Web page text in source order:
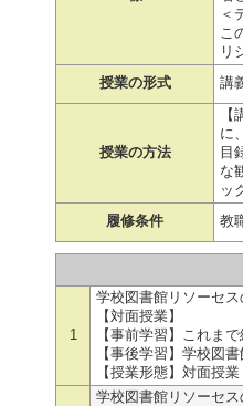
＜
こ
リ
授業の形式
講
授業の方法
に
目
な
ッ
履修条件
教
1
学校図書館リソーセ
【対面授業】
【事前学習】これま
【事後学習】学校図
【授業形態】対面授業
学校図書館リソーセ